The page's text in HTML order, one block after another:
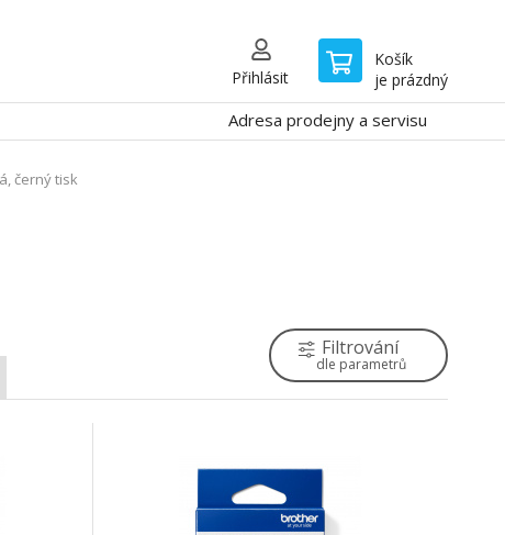
Přihlásit
Košík
je prázdný
Adresa prodejny a servisu
černý tisk
Filtrování
dle parametrů